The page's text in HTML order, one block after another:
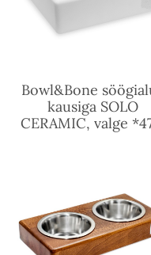
Bowl&Bone
kausiga SOLO
CERAMIC, valge